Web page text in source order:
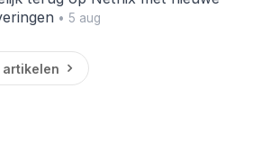
• 5 aug